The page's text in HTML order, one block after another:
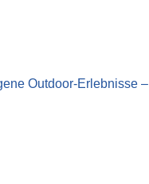
Outdoor-Erlebnisse –